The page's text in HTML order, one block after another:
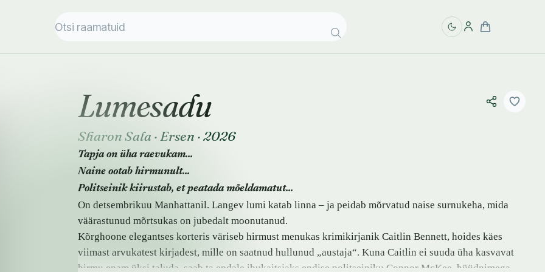
Lumesadu
Sharon Sala ·Ersen ·2026
Tapja on üha raevukam…
Naine ootab hirmunult…
Politseinik kiirustab, et peatada mõeldamatut…
On detsembrikuu Manhattanil. Langev lumi katab linna – ja peidab mõrvatud naise surnukeha, mida
väärastunud mõrtsukas on jubedalt moonutanud.
Kõrghoone elegantses korteris väriseb hirmust menukas krimikirjanik Caitlin Bennett, hoides käes
viimast arvukatest kirjadest, mille on saatnud hullunud „austaja“. Kuna Caitlin ei suuda üha kasvavat
hirmu enam üksi taluda, saab ta endale ihukaitsjaks endise politseiniku Connor McKee, hüüdnimega